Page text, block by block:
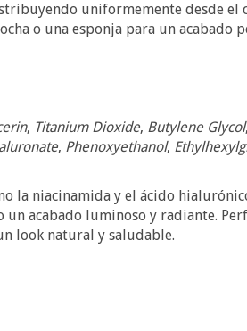
uniformemente desde el
o una esponja para un acabado
, Titanium Dioxide, Butylene Glycol,
, Phenoxyethanol,
la niacinamida y el ácido
acabado luminoso y radiante.
look natural y saludable.